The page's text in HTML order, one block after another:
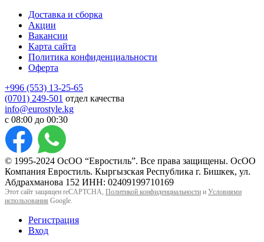
Доставка и сборка
Акции
Вакансии
Карта сайта
Политика конфиденциальности
Оферта
+996 (553) 13-25-65
(0701) 249-501 отдел качества
info@eurostyle.kg
с 08:00 до 00:30
© 1995-2024 ОсОО “Евростиль”. Все права защищены. ОсОО
Компания Евростиль. Кыргызская Республика г. Бишкек, ул.
Абдрахманова 152 ИНН: 02409199710169
Этот сайт защищен reCAPTCHA, Политикой конфиденциальности и Условиями
использования Google.
Регистрация
Вход